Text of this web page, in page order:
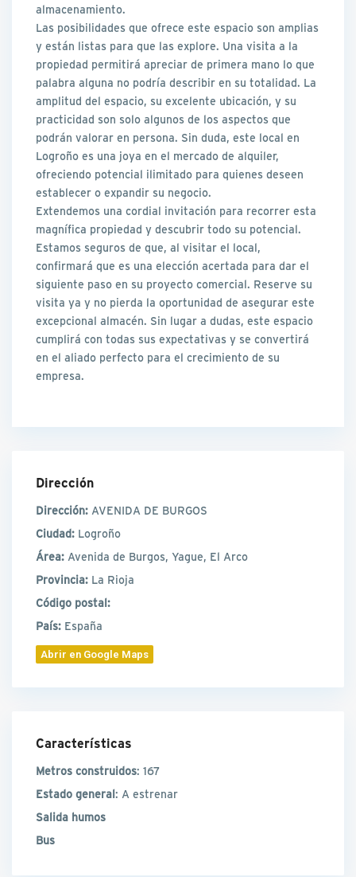
almacenamiento.
Las posibilidades que ofrece este espacio son amplias
y están listas para que las explore. Una visita a la
propiedad permitirá apreciar de primera mano lo que
palabra alguna no podría describir en su totalidad. La
amplitud del espacio, su excelente ubicación, y su
practicidad son solo algunos de los aspectos que
podrán valorar en persona. Sin duda, este local en
Logroño es una joya en el mercado de alquiler,
ofreciendo potencial ilimitado para quienes deseen
establecer o expandir su negocio.
Extendemos una cordial invitación para recorrer esta
magnífica propiedad y descubrir todo su potencial.
Estamos seguros de que, al visitar el local,
confirmará que es una elección acertada para dar el
siguiente paso en su proyecto comercial. Reserve su
visita ya y no pierda la oportunidad de asegurar este
excepcional almacén. Sin lugar a dudas, este espacio
cumplirá con todas sus expectativas y se convertirá
en el aliado perfecto para el crecimiento de su
empresa.
Dirección
Dirección: AVENIDA DE BURGOS
Ciudad: Logroño
Área: Avenida de Burgos, Yague, El Arco
Provincia: La Rioja
Código postal:
País: España
Abrir en Google Maps
Características
Metros construidos: 167
Estado general: A estrenar
Salida humos
Bus